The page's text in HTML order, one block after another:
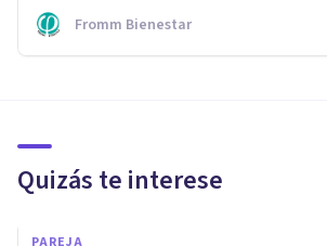
Fromm Bienestar
Quizás te interese
PAREJA